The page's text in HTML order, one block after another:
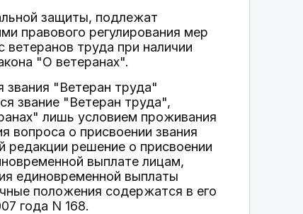
защиты, подлежат
правового регулирования мер
труда при наличии
"О ветеранах".
звания "Ветеран труда"
звание "Ветеран труда",
лишь условием проживания
вопроса о присвоении звания
редакции решение о присвоении
выплате лицам,
единовременной выплаты
положения содержатся в его
года N 168.